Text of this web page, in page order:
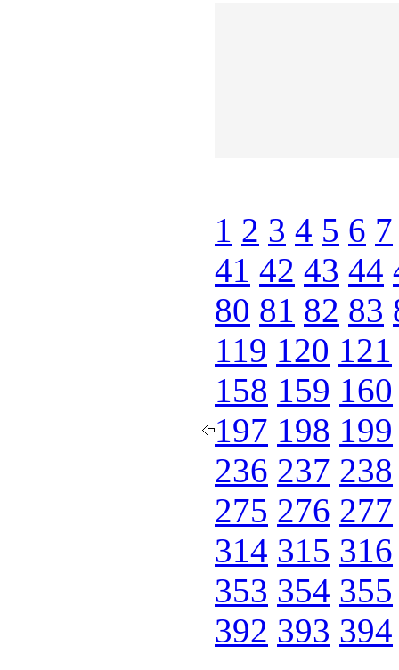
1 2 3 4 5 6 7
41 42 43 44
80 81 82 83
119 120 121
158 159 160
197 198 199
236 237 238
275 276 277
314 315 316
353 354 355
392 393 394